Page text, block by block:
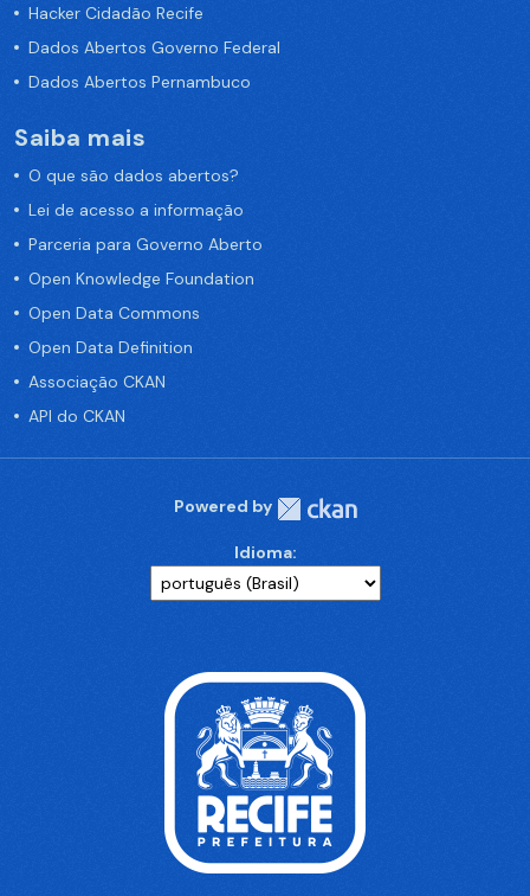
Hacker Cidadão Recife
Dados Abertos Governo Federal
Dados Abertos Pernambuco
Saiba mais
O que são dados abertos?
Lei de acesso a informação
Parceria para Governo Aberto
Open Knowledge Foundation
Open Data Commons
Open Data Definition
Associação CKAN
API do CKAN
Powered by
Idioma